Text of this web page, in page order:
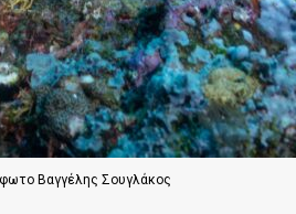
φωτο Βαγγέλης Σουγλάκος